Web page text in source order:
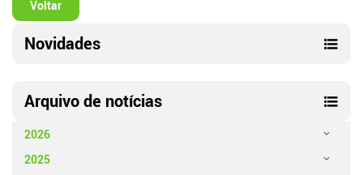
Voltar
Novidades
Arquivo de notícias
2026
2025